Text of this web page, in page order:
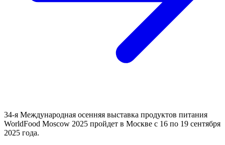
34-я Международная осенняя выставка продуктов питания
WorldFood Moscow 2025 пройдет в Москве с 16 по 19 сентября
2025 года.